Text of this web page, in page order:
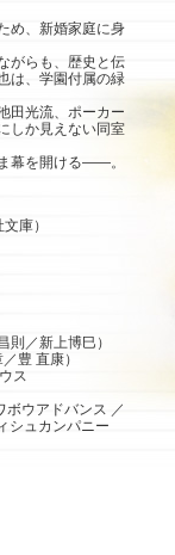
め、新婚家庭に身
がらも、歴史と伝
は、学園付属の緑
田光流、ポーカー
しか見えない同室
幕を開ける――。
庫）
／新上博巳）
豊 直康）
ス
ボウアドバンス ／
シュカンパニー